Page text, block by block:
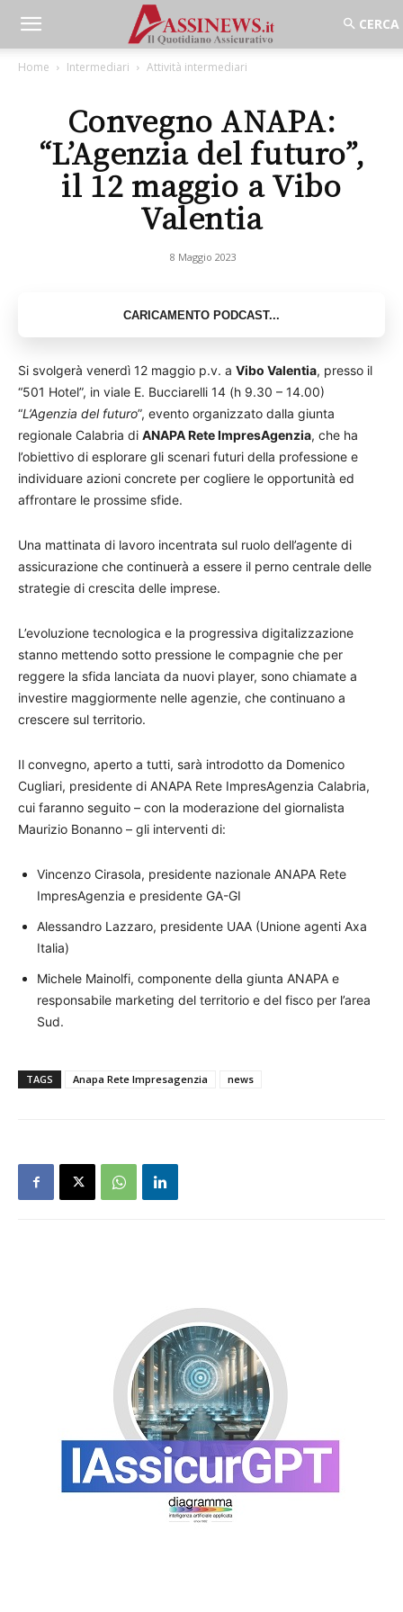
Home Intermediari Attività intermediari
Convegno ANAPA:
“L’Agenzia del futuro”,
il 12 maggio a Vibo
Valentia
8 Maggio 2023
Si svolgerà venerdì 12 maggio p.v. a Vibo Valentia, presso il
“501 Hotel”, in viale E. Bucciarelli 14 (h 9.30 – 14.00)
“L’Agenzia del futuro”, evento organizzato dalla giunta
regionale Calabria di ANAPA Rete ImpresAgenzia, che ha
l’obiettivo di esplorare gli scenari futuri della professione e
individuare azioni concrete per cogliere le opportunità ed
affrontare le prossime sfide.
Una mattinata di lavoro incentrata sul ruolo dell’agente di
assicurazione che continuerà a essere il perno centrale delle
strategie di crescita delle imprese.
L’evoluzione tecnologica e la progressiva digitalizzazione
stanno mettendo sotto pressione le compagnie che per
reggere la sfida lanciata da nuovi player, sono chiamate a
investire maggiormente nelle agenzie, che continuano a
crescere sul territorio.
Il convegno, aperto a tutti, sarà introdotto da Domenico
Cugliari, presidente di ANAPA Rete ImpresAgenzia Calabria,
cui faranno seguito – con la moderazione del giornalista
Maurizio Bonanno – gli interventi di:
Vincenzo Cirasola, presidente nazionale ANAPA Rete
ImpresAgenzia e presidente GA-GI
Alessandro Lazzaro, presidente UAA (Unione agenti Axa
Italia)
Michele Mainolfi, componente della giunta ANAPA e
responsabile marketing del territorio e del fisco per l’area
Sud.
TAGS Anapa Rete Impresagenzia news